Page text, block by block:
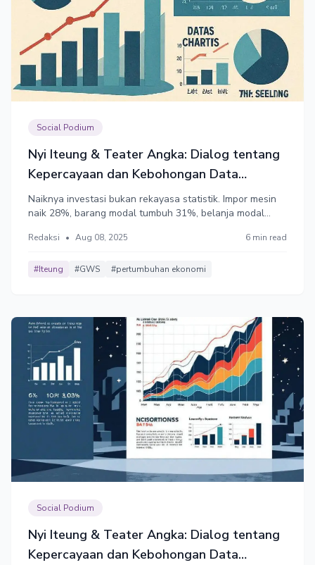
Social Podium
Nyi Iteung & Teater Angka: Dialog tentang
Kepercayaan dan Kebohongan Data
Ekonomi (2)
Naiknya investasi bukan rekayasa statistik. Impor mesin
naik 28%, barang modal tumbuh 31%, belanja modal
terverifikasi dengan dokumen bea cukai, kontrak
pemerintah malah turun 0,33%.
Redaksi • Aug 08, 2025 6 min read
#Iteung #GWS #pertumbuhan ekonomi
Social Podium
Nyi Iteung & Teater Angka: Dialog tentang
Kepercayaan dan Kebohongan Data